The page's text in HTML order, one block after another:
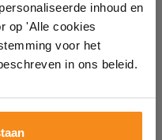
inhoud en
op 'Alle cookies
voor het
in ons beleid.
volledig ingerichte
tot luxe. Onze
en je vindt
Gratis parkeren